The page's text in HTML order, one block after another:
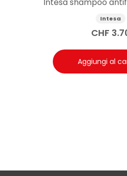
Intesa
CHF
Aggiungi al